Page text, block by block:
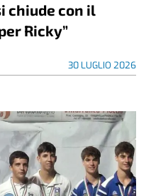
chiude con il
Ricky”
30 LUGLIO 2026